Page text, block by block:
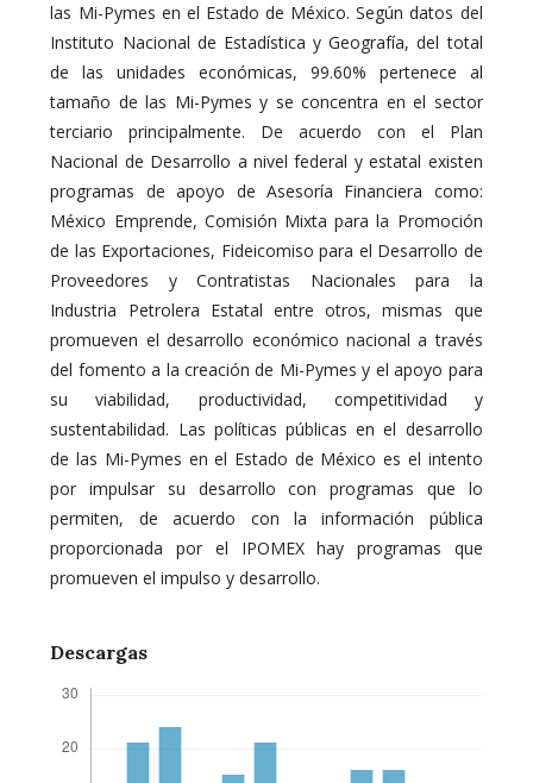
las Mi-Pymes en el Estado de México. Según datos del
Instituto Nacional de Estadística y Geografía, del total
de las unidades económicas, 99.60% pertenece al
tamaño de las Mi-Pymes y se concentra en el sector
terciario principalmente. De acuerdo con el Plan
Nacional de Desarrollo a nivel federal y estatal existen
programas de apoyo de Asesoría Financiera como:
México Emprende, Comisión Mixta para la Promoción
de las Exportaciones, Fideicomiso para el Desarrollo de
Proveedores y Contratistas Nacionales para la
Industria Petrolera Estatal entre otros, mismas que
promueven el desarrollo económico nacional a través
del fomento a la creación de Mi-Pymes y el apoyo para
su viabilidad, productividad, competitividad y
sustentabilidad. Las políticas públicas en el desarrollo
de las Mi-Pymes en el Estado de México es el intento
por impulsar su desarrollo con programas que lo
permiten, de acuerdo con la información pública
proporcionada por el IPOMEX hay programas que
promueven el impulso y desarrollo.
Descargas